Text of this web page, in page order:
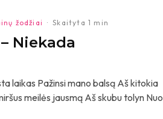
žodžiai · Skaityta 1 min
Niekada
laikas Pažinsi mano balsą Aš kitokia
meilės jausmą Aš skubu tolyn Nuo